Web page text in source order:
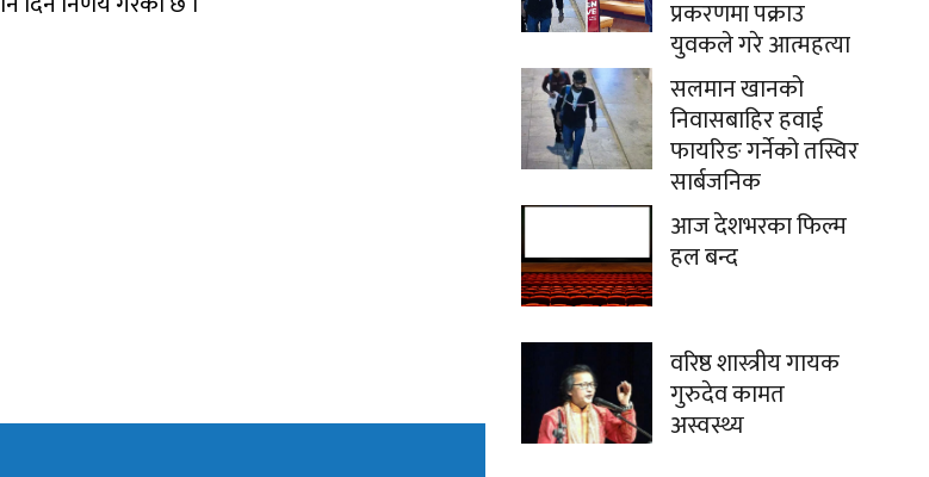
प्रकरणमा पक्राउ
युवकले गरे आत्महत्या
सलमान खानको
निवासबाहिर हवाई
फायरिङ गर्नेको तस्विर
सार्बजनिक
आज देशभरका फिल्म
हल बन्द
वरिष्ठ शास्त्रीय गायक
गुरुदेव कामत
अस्वस्थ्य